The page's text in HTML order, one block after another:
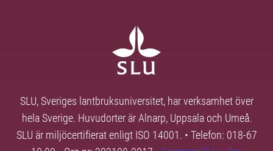
SLU, Sveriges lantbruksuniversitet, har verksamhet över
hela Sverige. Huvudorter är Alnarp, Uppsala och Umeå.
SLU är miljöcertifierat enligt ISO 14001. • Telefon: 018-67